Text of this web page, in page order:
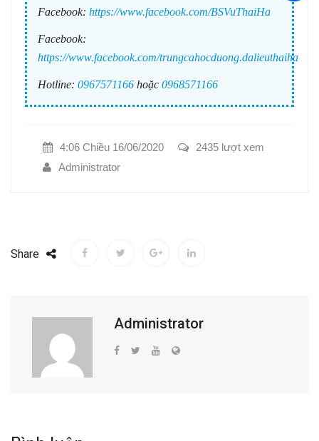
Facebook: https://www.facebook.com/BSVuThaiHa
Facebook:
https://www.facebook.com/trungcahocduong.dalieuthaiha
Hotline: 0967571166 hoặc 0968571166
4:06 Chiều 16/06/2020
2435 lượt xem
Administrator
Share
Administrator